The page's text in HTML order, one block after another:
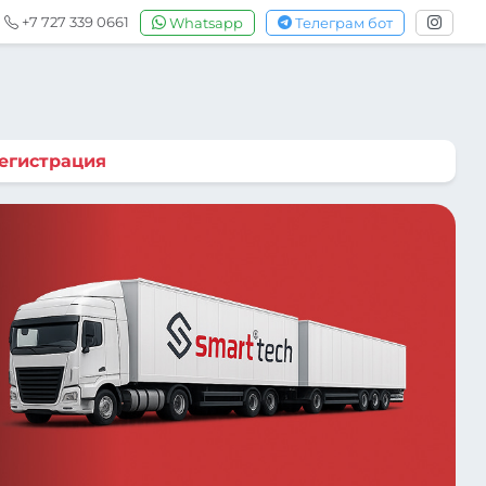
+7 727 339 0661 Whatsapp Телеграм бот